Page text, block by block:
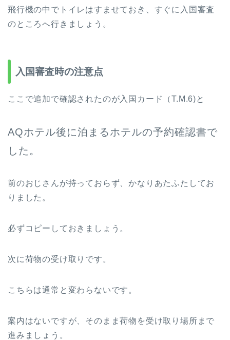
飛行機の中でトイレはすませておき、すぐに入国審査
のところへ行きましょう。
入国審査時の注意点
ここで追加で確認されたのが入国カード（T.M.6)と
AQホテル後に泊まるホテルの予約確認書で
した。
前のおじさんが持っておらず、かなりあたふたしてお
りました。
必ずコピーしておきましょう。
次に荷物の受け取りです。
こちらは通常と変わらないです。
案内はないですが、そのまま荷物を受け取り場所まで
進みましょう。